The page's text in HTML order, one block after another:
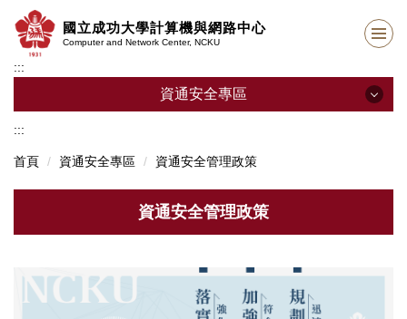
到
要
區
國立成功大學計算機與網路中心
Computer and Network Center, NCKU
:::
資通安全專區
資通安全管理政策
資安情資分享
:::
首頁 資通安全專區 資通安全管理政策
資通安全管理政策